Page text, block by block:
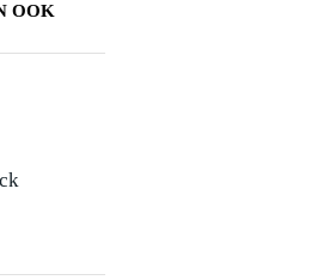
OOK